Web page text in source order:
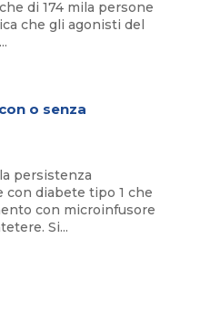
di 174 mila persone
che gli agonisti del
o senza
persistenza
diabete tipo 1 che
con microinfusore
Si...